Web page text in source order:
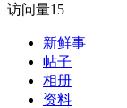
访问量15
新鲜事
帖子
相册
资料